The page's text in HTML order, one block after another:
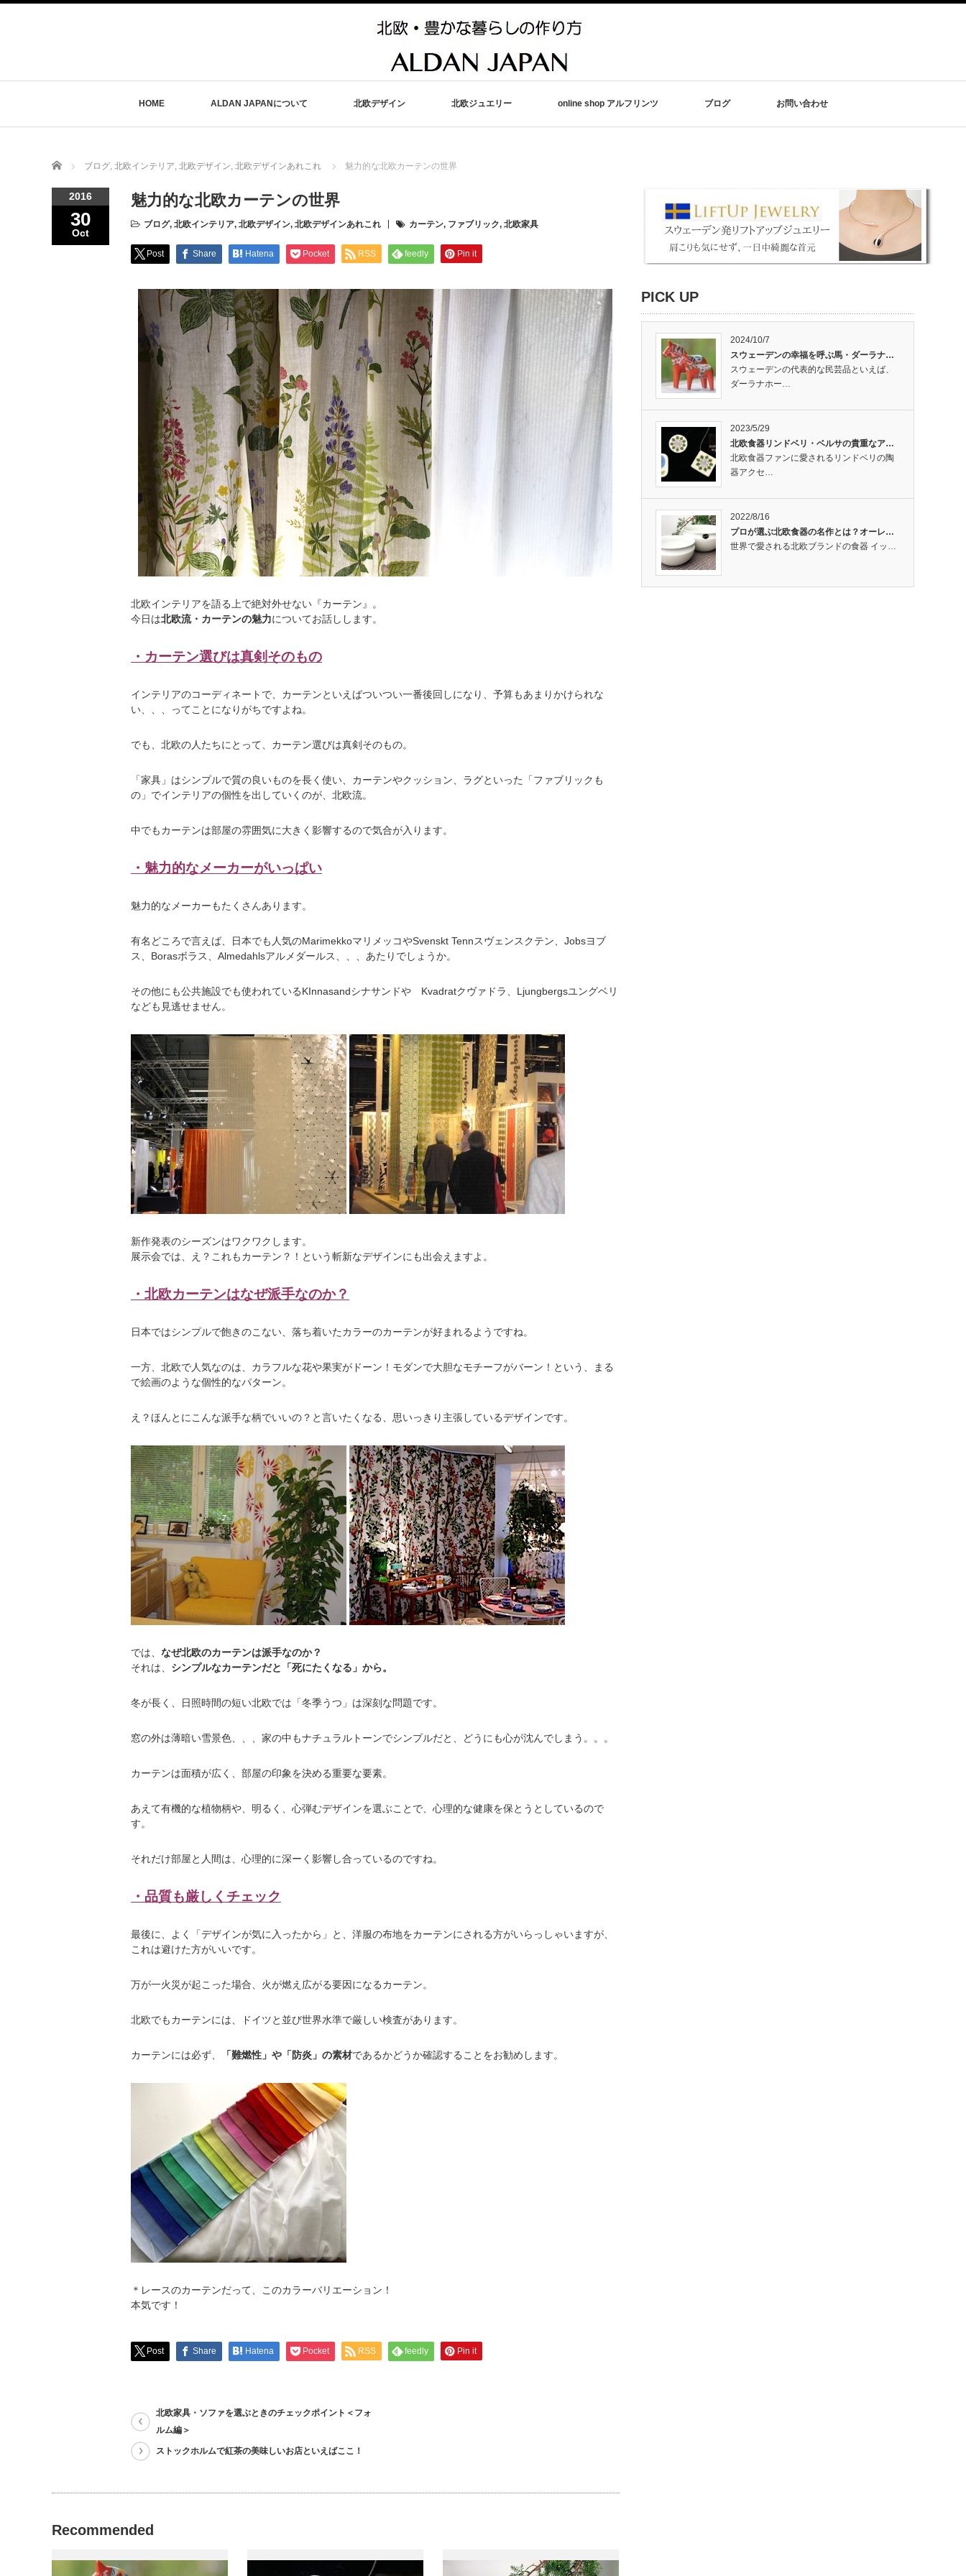
HOME ALDAN JAPANについて 北欧デザイン 北欧ジュエリー online shop アルフリンツ ブログ お問い合わせ
Home ブログ, 北欧インテリア, 北欧デザイン, 北欧デザインあれこれ 魅力的な北欧カーテンの世界
2016
30
Oct
魅力的な北欧カーテンの世界
ブログ, 北欧インテリア, 北欧デザイン, 北欧デザインあれこれ カーテン, ファブリック, 北欧家具
Post Share Hatena Pocket RSS feedly Pin it
北欧インテリアを語る上で絶対外せない『カーテン』。
今日は北欧流・カーテンの魅力についてお話しします。
・カーテン選びは真剣そのもの
インテリアのコーディネートで、カーテンといえばついつい一番後回しになり、予算もあまりかけられな
い、、、ってことになりがちですよね。
でも、北欧の人たちにとって、カーテン選びは真剣そのもの。
「家具」はシンプルで質の良いものを長く使い、カーテンやクッション、ラグといった「ファブリックも
の」でインテリアの個性を出していくのが、北欧流。
中でもカーテンは部屋の雰囲気に大きく影響するので気合が入ります。
・魅力的なメーカーがいっぱい
魅力的なメーカーもたくさんあります。
有名どころで言えば、日本でも人気のMarimekkoマリメッコやSvenskt Tennスヴェンスクテン、 Jobsヨブ
ス、 Borasボラス、 Almedahlsアルメダールス、、、あたりでしょうか。
その他にも公共施設でも使われているKInnasandシナサンドや Kvadratクヴァドラ、 Ljungbergsユングベリ
なども見逃せません。
新作発表のシーズンはワクワクします。
展示会では、え？これもカーテン？！という斬新なデザインにも出会えますよ。
・北欧カーテンはなぜ派手なのか？
日本ではシンプルで飽きのこない、落ち着いたカラーのカーテンが好まれるようですね。
一方、北欧で人気なのは、カラフルな花や果実がドーン！モダンで大胆なモチーフがバーン！という、まる
で絵画のような個性的なパターン。
え？ほんとにこんな派手な柄でいいの？と言いたくなる、思いっきり主張しているデザインです。
では、 なぜ北欧のカーテンは派手なのか？
それは、 シンプルなカーテンだと「死にたくなる」から。
冬が長く、日照時間の短い北欧では「冬季うつ」は深刻な問題です。
窓の外は薄暗い雪景色、、、家の中もナチュラルトーンでシンプルだと、どうにも心が沈んでしまう。。。
カーテンは面積が広く、部屋の印象を決める重要な要素。
あえて有機的な植物柄や、明るく、心弾むデザインを選ぶことで、心理的な健康を保とうとしているので
す。
それだけ部屋と人間は、心理的に深ーく影響し合っているのですね。
・品質も厳しくチェック
最後に、よく「デザインが気に入ったから」と、洋服の布地をカーテンにされる方がいらっしゃいますが、
これは避けた方がいいです。
万が一火災が起こった場合、火が燃え広がる要因になるカーテン。
北欧でもカーテンには、ドイツと並び世界水準で厳しい検査があります。
カーテンには必ず、 「難燃性」や「防炎」の素材であるかどうか確認することをお勧めします。
＊レースのカーテンだって、このカラーバリエーション！
本気です！
Post Share Hatena Pocket RSS feedly Pin it
北欧家具・ソファを選ぶときのチェックポイント＜フォ
ルム編＞
ストックホルムで紅茶の美味しいお店といえばここ！
Recommended
PICK UP
2024/10/7
スウェーデンの幸福を呼ぶ馬・ダーラナ…
スウェーデンの代表的な民芸品といえば、
ダーラナホー…
2023/5/29
北欧食器リンドベリ・ベルサの貴重なア…
北欧食器ファンに愛されるリンドベリの陶
器アクセ…
2022/8/16
プロが選ぶ北欧食器の名作とは？オーレ…
世界で愛される北欧ブランドの食器 イッ…